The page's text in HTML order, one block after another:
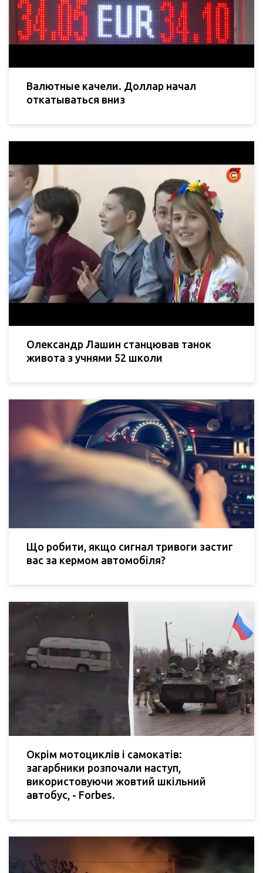
Валютные качели. Доллар начал
откатываться вниз
Олександр Лашин станцював танок
живота з учнями 52 школи
Що робити, якщо сигнал тривоги застиг
вас за кермом автомобіля?
Окрім мотоциклів і самокатів:
загарбники розпочали наступ,
використовуючи жовтий шкільний
автобус, - Forbes.